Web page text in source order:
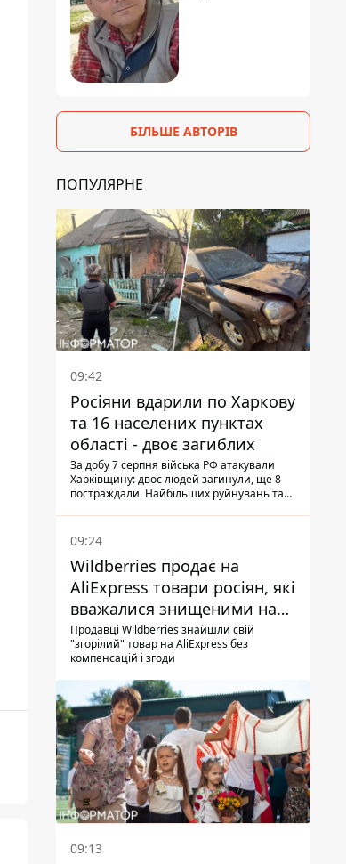
БІЛЬШЕ АВТОРІВ
ПОПУЛЯРНЕ
09:42
Росіяни вдарили по Харкову
та 16 населених пунктах
області - двоє загиблих
За добу 7 серпня війська РФ атакували
Харківщину: двоє людей загинули, ще 8
постраждали. Найбільших руйнувань та
09:24
Wildberries продає на
AliExpress товари росіян, які
вважалися знищеними на
складах
Продавці Wildberries знайшли свій
"згорілий" товар на AliExpress без
компенсацій і згоди
09:13